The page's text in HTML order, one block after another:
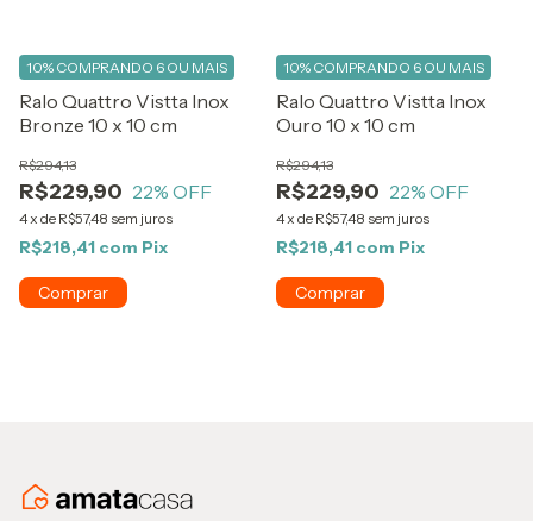
Ralo Quattro Vistta Inox
Bronze 10 x 10 cm
R$229,90
R$294,13
22% OFF
4 x de R$57,48 sem juros
10% COMPRANDO 6 OU MAIS
R$218,41 com Pix
Ralo Quattro Vistta Inox
Ouro 10 x 10 cm
R$229,90
R$294,13
22% OFF
4 x de R$57,48 sem juros
10% COMPRANDO 6 OU MAIS
R$218,41 com Pix